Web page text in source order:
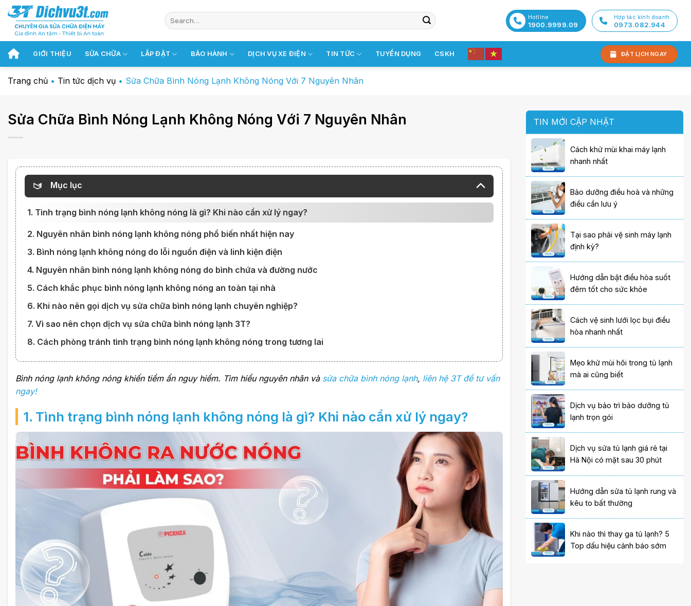
Chuyển
đến
dung
Hotline
1900.9999.09
Hợp tác kinh doanh
0973.082.944
GIỚI THIỆU SỬA CHỮA LẮP ĐẶT BẢO HÀNH DỊCH VỤ XE ĐIỆN TIN TỨC TUYỂN DỤNG CSKH ĐẶT LỊCH NGAY
Trang chủ • Tin tức dịch vụ • Sửa Chữa Bình Nóng Lạnh Không Nóng Với 7 Nguyên Nhân
Sửa Chữa Bình Nóng Lạnh Không Nóng Với 7 Nguyên Nhân
Mục lục
1. Tình trạng bình nóng lạnh không nóng là gì? Khi nào cần xử lý ngay?
2. Nguyên nhân bình nóng lạnh không nóng phổ biến nhất hiện nay
3. Bình nóng lạnh không nóng do lỗi nguồn điện và linh kiện điện
4. Nguyên nhân bình nóng lạnh không nóng do bình chứa và đường nước
5. Cách khắc phục bình nóng lạnh không nóng an toàn tại nhà
6. Khi nào nên gọi dịch vụ sửa chữa bình nóng lạnh chuyên nghiệp?
7. Vì sao nên chọn dịch vụ sửa chữa bình nóng lạnh 3T?
8. Cách phòng tránh tình trạng bình nóng lạnh không nóng trong tương lai
Bình nóng lạnh không nóng khiến tiềm ẩn nguy hiểm. Tìm hiểu nguyên nhân và sửa chữa bình nóng lạnh, liên hệ 3T để tư vấn
ngay!
1. Tình trạng bình nóng lạnh không nóng là gì? Khi nào cần xử lý ngay?
TIN MỚI CẬP NHẬT
Cách khử mùi khai máy lạnh
nhanh nhất
Bảo dưỡng điều hoà và những
điều cần lưu ý
Tại sao phải vệ sinh máy lạnh
định kỳ?
Hướng dẫn bật điều hòa suốt
đêm tốt cho sức khỏe
Cách vệ sinh lưới lọc bụi điều
hòa nhanh nhất
Mẹo khử mùi hôi trong tủ lạnh
mà ai cũng biết
Dịch vụ bảo trì bảo dưỡng tủ
lạnh trọn gói
Dịch vụ sửa tủ lạnh giá rẻ tại
Hà Nội có mặt sau 30 phút
Hướng dẫn sửa tủ lạnh rung và
kêu to bất thường
Khi nào thì thay ga tủ lạnh? 5
Top dấu hiệu cảnh báo sớm